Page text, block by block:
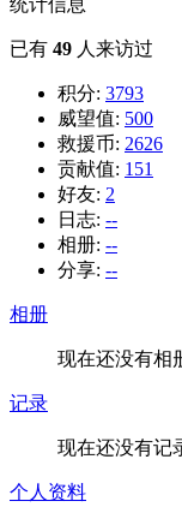
已有 49 人来访过
积分: 3793
威望值: 500
救援币: 2626
贡献值: 151
好友: 2
日志: --
相册: --
分享: --
相册
现在还没有相
记录
现在还没有记
个人资料